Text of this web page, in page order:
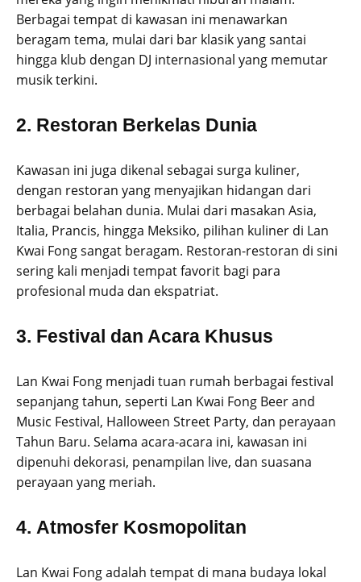
Berbagai tempat di kawasan ini menawarkan
beragam tema, mulai dari bar klasik yang santai
hingga klub dengan DJ internasional yang memutar
musik terkini.
2. Restoran Berkelas Dunia
Kawasan ini juga dikenal sebagai surga kuliner,
dengan restoran yang menyajikan hidangan dari
berbagai belahan dunia. Mulai dari masakan Asia,
Italia, Prancis, hingga Meksiko, pilihan kuliner di Lan
Kwai Fong sangat beragam. Restoran-restoran di sini
sering kali menjadi tempat favorit bagi para
profesional muda dan ekspatriat.
3. Festival dan Acara Khusus
Lan Kwai Fong menjadi tuan rumah berbagai festival
sepanjang tahun, seperti Lan Kwai Fong Beer and
Music Festival, Halloween Street Party, dan perayaan
Tahun Baru. Selama acara-acara ini, kawasan ini
dipenuhi dekorasi, penampilan live, dan suasana
perayaan yang meriah.
4. Atmosfer Kosmopolitan
Lan Kwai Fong adalah tempat di mana budaya lokal